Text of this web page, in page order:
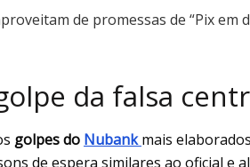
de promessas de “Pix
da falsa
golpes do Nubank mais
de espera similares ao oficial e